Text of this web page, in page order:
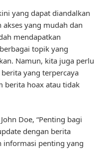
yang dapat diandalkan
yang mudah dan
mendapatkan
topik yang
Namun, kita juga perlu
yang terpercaya
berita hoax atau tidak
Doe, “Penting bagi
dengan berita
informasi penting yang